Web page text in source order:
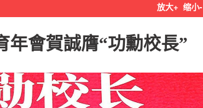
放大+ 缩小-
年會賀誠膺“功勳校長”